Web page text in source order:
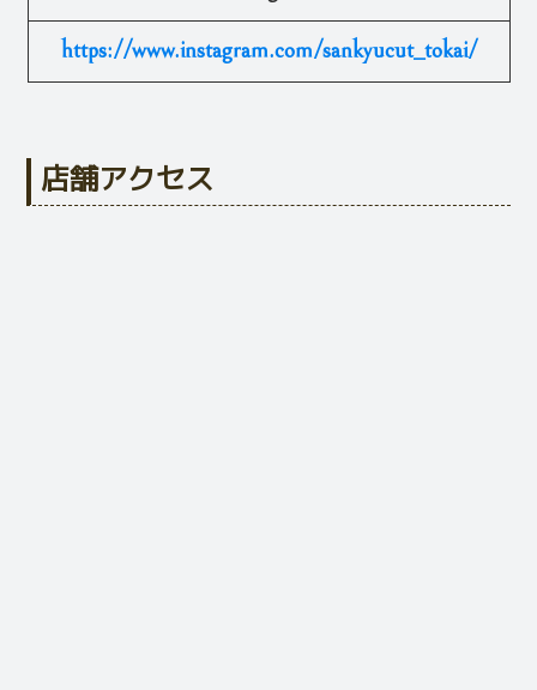
https://www.instagram.com/sankyucut_tokai/
店舗アクセス